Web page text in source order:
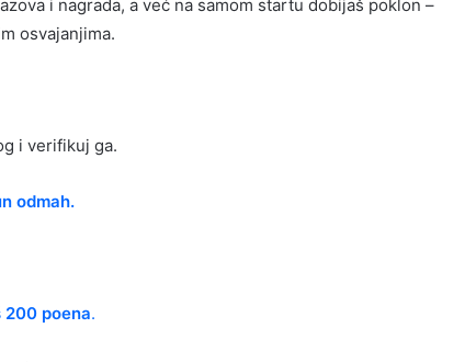
i nagrada, a već na samom startu dobijaš poklon –
osvajanjima.
i verifikuj ga.
odmah.
200 poena.